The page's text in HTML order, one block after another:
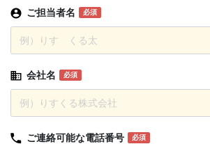
ご担当者名 必須
会社名 必須
ご連絡可能な電話番号 必須